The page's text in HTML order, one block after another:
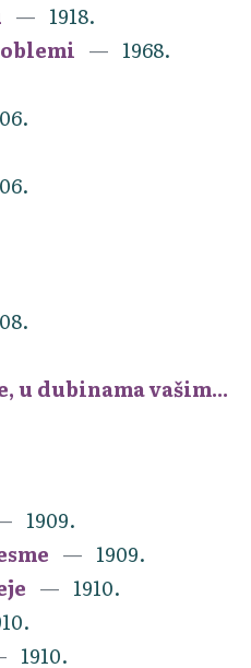
1918.
1968.
u dubinama vašim...
1909.
1909.
1910.
1910.